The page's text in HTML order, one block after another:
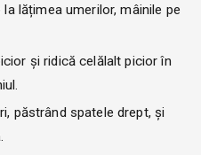
lățimea umerilor, mâinile pe
și ridică celălalt picior în
păstrând spatele drept, și